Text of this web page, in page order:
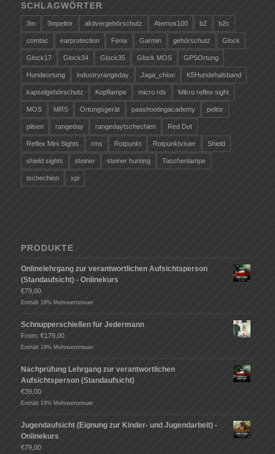
SCHLAGWÖRTER
3m 3mpeltor aktivergehörschutz Atemos100 b2 b2c
comtac earprotection Fenix Garmin gehörschutz Glock
Glock17 Glock34 Glock35 Glock MOS GPSOrtung
Hundeortung industryrangeday Jaga_chioo K5Hundehalsband
kapselgehörschutz Kopflampe micro rds Mikro reflex sight
MOS MRS Ortungsgerät paashootingacademy peltor
pilsen rangeday rangedaytschechien Red Dot
Reflex Mini Sights rms Rotpunkt Rotpunktvisier Shield
shield sights steiner steiner hunting Taschenlampe
tschechien xpi
PRODUKTE
Onlinelehrgang zur verantwortlichen Aufsichtsperson
(Standaufsicht) - Onlinekurs
€79,00
Enthält 19% Mehrwertsteuer
Schnupperschießen für Jedermann
From: €179,00
Enthält 19% Mehrwertsteuer
Nachprüfung Lehrgang zur verantwortlichen
Aufsichtsperson (Standaufsicht)
€39,00
Enthält 19% Mehrwertsteuer
Jugendaufsicht (Eignung zur Kinder- und Jugendarbeit) -
Onlinekurs
€79,00